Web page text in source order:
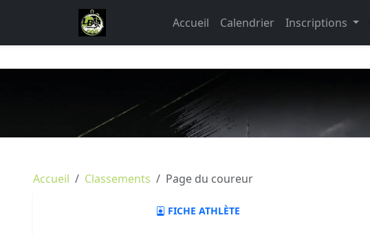
Accueil Calendrier Inscriptions
Accueil Classements Page du coureur
FICHE ATHLÈTE